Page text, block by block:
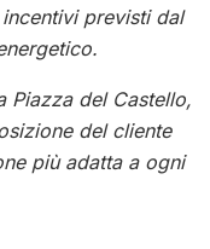
previsti dal
Piazza del Castello,
del cliente
più adatta a ogni